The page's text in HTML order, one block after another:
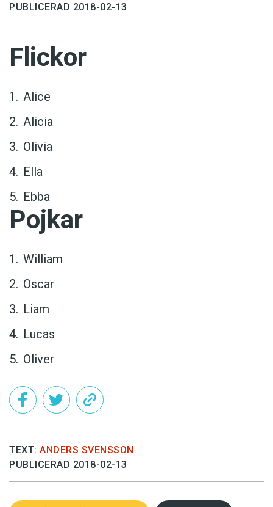
PUBLICERAD 2018-02-13
Flickor
Alice
Alicia
Olivia
Ella
Ebba
Pojkar
William
Oscar
Liam
Lucas
Oliver
TEXT: ANDERS SVENSSON
PUBLICERAD 2018-02-13